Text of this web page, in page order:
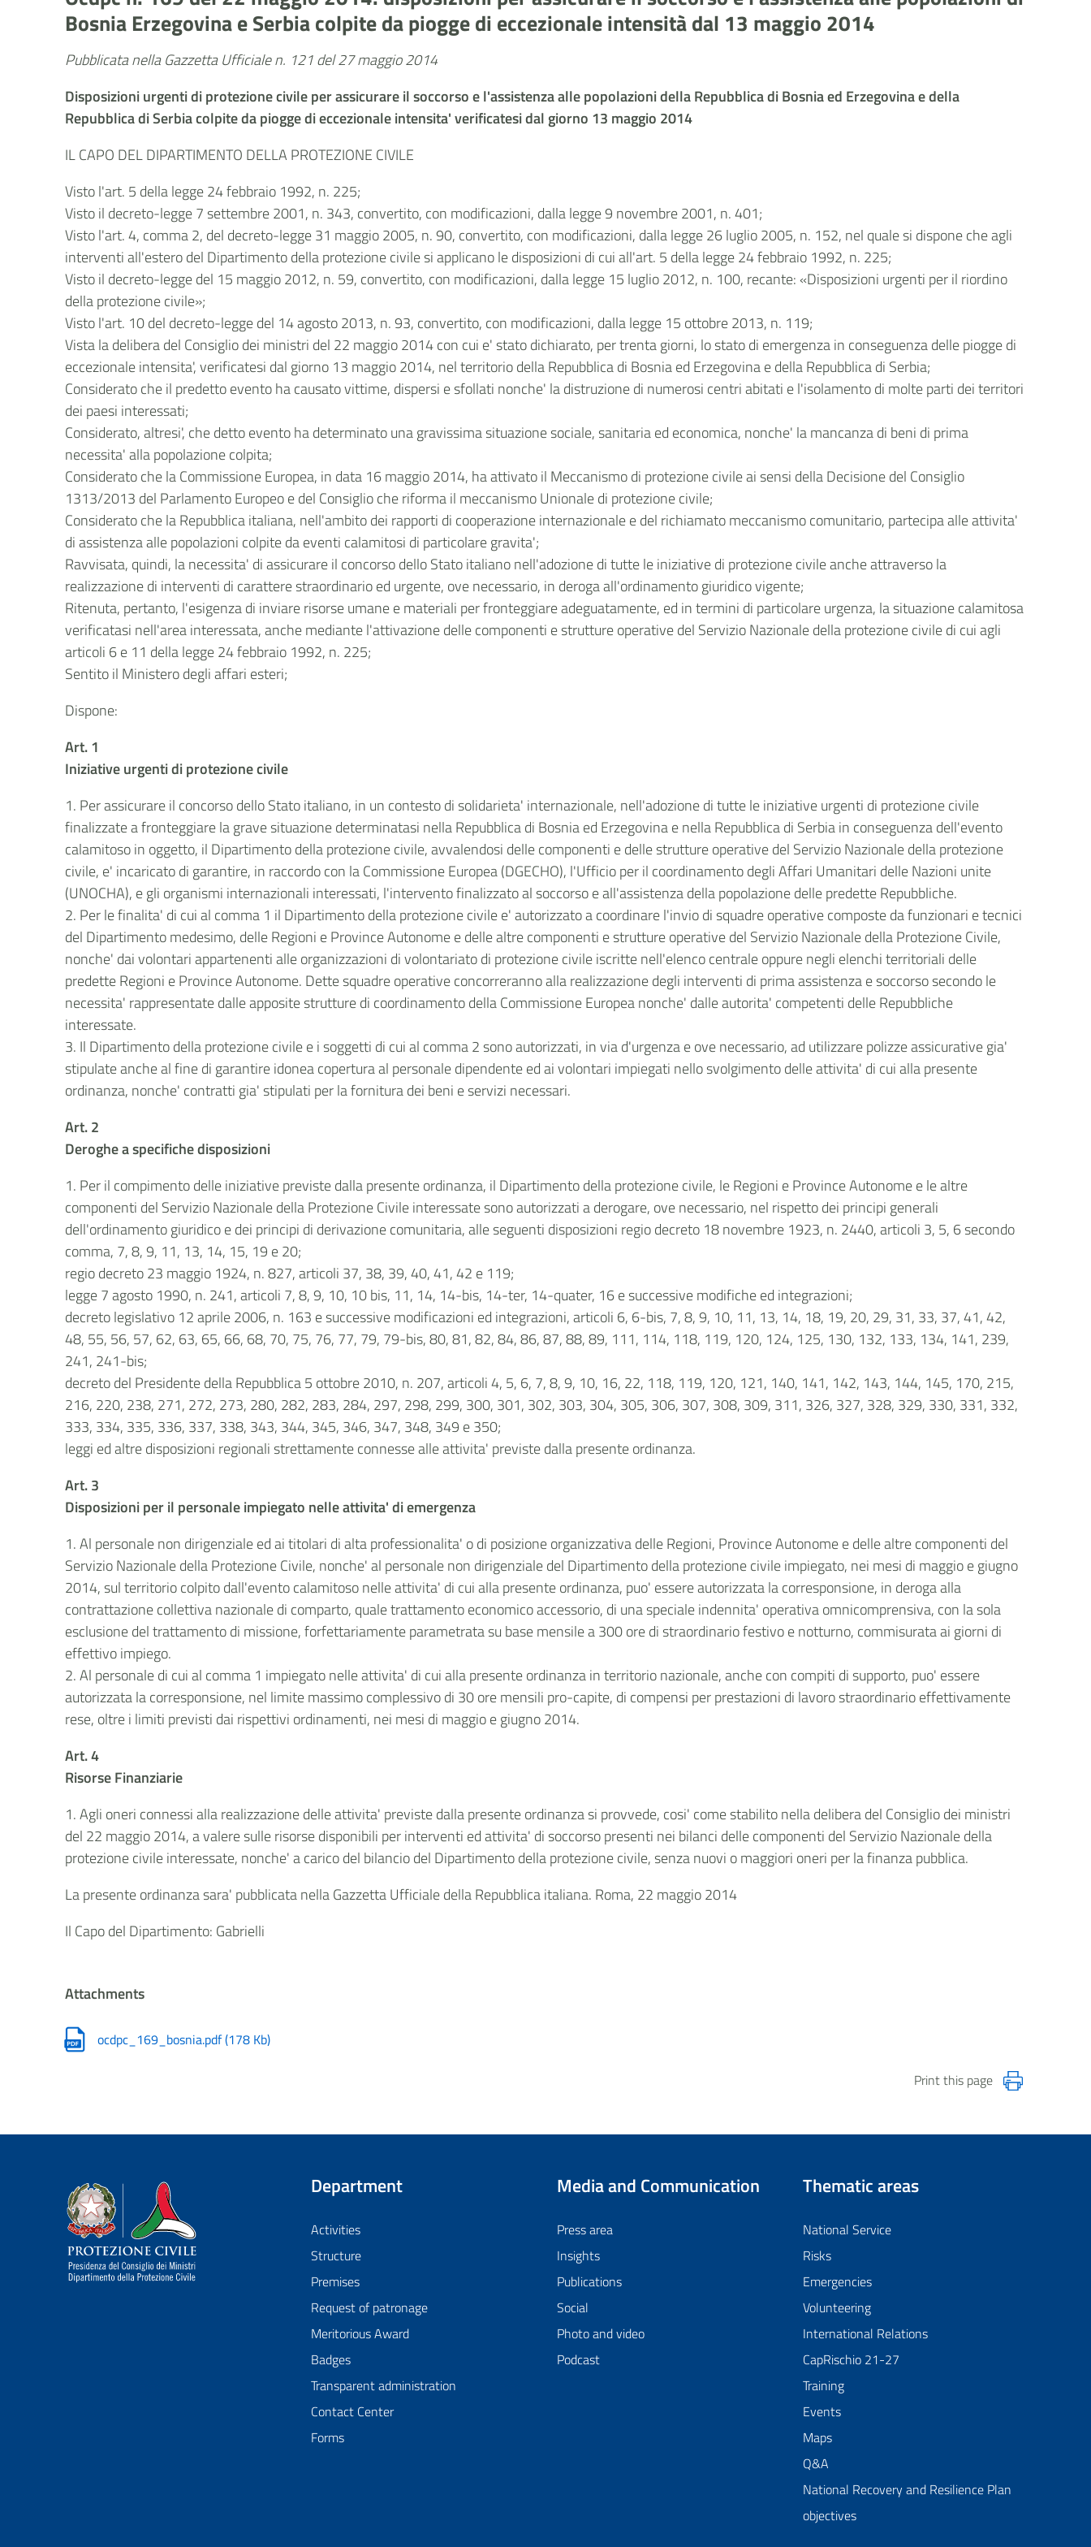
Bosnia Erzegovina e Serbia colpite da piogge di eccezionale intensità dal 13 maggio 2014
Pubblicata nella Gazzetta Ufficiale n. 121 del 27 maggio 2014
Disposizioni urgenti di protezione civile per assicurare il soccorso e l'assistenza alle popolazioni della Repubblica di Bosnia ed Erzegovina e della
Repubblica di Serbia colpite da piogge di eccezionale intensita' verificatesi dal giorno 13 maggio 2014
IL CAPO DEL DIPARTIMENTO DELLA PROTEZIONE CIVILE
Visto l'art. 5 della legge 24 febbraio 1992, n. 225;
Visto il decreto-legge 7 settembre 2001, n. 343, convertito, con modificazioni, dalla legge 9 novembre 2001, n. 401;
Visto l'art. 4, comma 2, del decreto-legge 31 maggio 2005, n. 90, convertito, con modificazioni, dalla legge 26 luglio 2005, n. 152, nel quale si dispone che agli
interventi all'estero del Dipartimento della protezione civile si applicano le disposizioni di cui all'art. 5 della legge 24 febbraio 1992, n. 225;
Visto il decreto-legge del 15 maggio 2012, n. 59, convertito, con modificazioni, dalla legge 15 luglio 2012, n. 100, recante: «Disposizioni urgenti per il riordino
della protezione civile»;
Visto l'art. 10 del decreto-legge del 14 agosto 2013, n. 93, convertito, con modificazioni, dalla legge 15 ottobre 2013, n. 119;
Vista la delibera del Consiglio dei ministri del 22 maggio 2014 con cui e' stato dichiarato, per trenta giorni, lo stato di emergenza in conseguenza delle piogge di
eccezionale intensita', verificatesi dal giorno 13 maggio 2014, nel territorio della Repubblica di Bosnia ed Erzegovina e della Repubblica di Serbia;
Considerato che il predetto evento ha causato vittime, dispersi e sfollati nonche' la distruzione di numerosi centri abitati e l'isolamento di molte parti dei territori
dei paesi interessati;
Considerato, altresi', che detto evento ha determinato una gravissima situazione sociale, sanitaria ed economica, nonche' la mancanza di beni di prima
necessita' alla popolazione colpita;
Considerato che la Commissione Europea, in data 16 maggio 2014, ha attivato il Meccanismo di protezione civile ai sensi della Decisione del Consiglio
1313/2013 del Parlamento Europeo e del Consiglio che riforma il meccanismo Unionale di protezione civile;
Considerato che la Repubblica italiana, nell'ambito dei rapporti di cooperazione internazionale e del richiamato meccanismo comunitario, partecipa alle attivita'
di assistenza alle popolazioni colpite da eventi calamitosi di particolare gravita';
Ravvisata, quindi, la necessita' di assicurare il concorso dello Stato italiano nell'adozione di tutte le iniziative di protezione civile anche attraverso la
realizzazione di interventi di carattere straordinario ed urgente, ove necessario, in deroga all'ordinamento giuridico vigente;
Ritenuta, pertanto, l'esigenza di inviare risorse umane e materiali per fronteggiare adeguatamente, ed in termini di particolare urgenza, la situazione calamitosa
verificatasi nell'area interessata, anche mediante l'attivazione delle componenti e strutture operative del Servizio Nazionale della protezione civile di cui agli
articoli 6 e 11 della legge 24 febbraio 1992, n. 225;
Sentito il Ministero degli affari esteri;
Dispone:
Art. 1
Iniziative urgenti di protezione civile
1. Per assicurare il concorso dello Stato italiano, in un contesto di solidarieta' internazionale, nell'adozione di tutte le iniziative urgenti di protezione civile
finalizzate a fronteggiare la grave situazione determinatasi nella Repubblica di Bosnia ed Erzegovina e nella Repubblica di Serbia in conseguenza dell'evento
calamitoso in oggetto, il Dipartimento della protezione civile, avvalendosi delle componenti e delle strutture operative del Servizio Nazionale della protezione
civile, e' incaricato di garantire, in raccordo con la Commissione Europea (DGECHO), l'Ufficio per il coordinamento degli Affari Umanitari delle Nazioni unite
(UNOCHA), e gli organismi internazionali interessati, l'intervento finalizzato al soccorso e all'assistenza della popolazione delle predette Repubbliche.
2. Per le finalita' di cui al comma 1 il Dipartimento della protezione civile e' autorizzato a coordinare l'invio di squadre operative composte da funzionari e tecnici
del Dipartimento medesimo, delle Regioni e Province Autonome e delle altre componenti e strutture operative del Servizio Nazionale della Protezione Civile,
nonche' dai volontari appartenenti alle organizzazioni di volontariato di protezione civile iscritte nell'elenco centrale oppure negli elenchi territoriali delle
predette Regioni e Province Autonome. Dette squadre operative concorreranno alla realizzazione degli interventi di prima assistenza e soccorso secondo le
necessita' rappresentate dalle apposite strutture di coordinamento della Commissione Europea nonche' dalle autorita' competenti delle Repubbliche
interessate.
3. Il Dipartimento della protezione civile e i soggetti di cui al comma 2 sono autorizzati, in via d'urgenza e ove necessario, ad utilizzare polizze assicurative gia'
stipulate anche al fine di garantire idonea copertura al personale dipendente ed ai volontari impiegati nello svolgimento delle attivita' di cui alla presente
ordinanza, nonche' contratti gia' stipulati per la fornitura dei beni e servizi necessari.
Art. 2
Deroghe a specifiche disposizioni
1. Per il compimento delle iniziative previste dalla presente ordinanza, il Dipartimento della protezione civile, le Regioni e Province Autonome e le altre
componenti del Servizio Nazionale della Protezione Civile interessate sono autorizzati a derogare, ove necessario, nel rispetto dei principi generali
dell'ordinamento giuridico e dei principi di derivazione comunitaria, alle seguenti disposizioni regio decreto 18 novembre 1923, n. 2440, articoli 3, 5, 6 secondo
comma, 7, 8, 9, 11, 13, 14, 15, 19 e 20;
regio decreto 23 maggio 1924, n. 827, articoli 37, 38, 39, 40, 41, 42 e 119;
legge 7 agosto 1990, n. 241, articoli 7, 8, 9, 10, 10 bis, 11, 14, 14-bis, 14-ter, 14-quater, 16 e successive modifiche ed integrazioni;
decreto legislativo 12 aprile 2006, n. 163 e successive modificazioni ed integrazioni, articoli 6, 6-bis, 7, 8, 9, 10, 11, 13, 14, 18, 19, 20, 29, 31, 33, 37, 41, 42,
48, 55, 56, 57, 62, 63, 65, 66, 68, 70, 75, 76, 77, 79, 79-bis, 80, 81, 82, 84, 86, 87, 88, 89, 111, 114, 118, 119, 120, 124, 125, 130, 132, 133, 134, 141, 239,
241, 241-bis;
decreto del Presidente della Repubblica 5 ottobre 2010, n. 207, articoli 4, 5, 6, 7, 8, 9, 10, 16, 22, 118, 119, 120, 121, 140, 141, 142, 143, 144, 145, 170, 215,
216, 220, 238, 271, 272, 273, 280, 282, 283, 284, 297, 298, 299, 300, 301, 302, 303, 304, 305, 306, 307, 308, 309, 311, 326, 327, 328, 329, 330, 331, 332,
333, 334, 335, 336, 337, 338, 343, 344, 345, 346, 347, 348, 349 e 350;
leggi ed altre disposizioni regionali strettamente connesse alle attivita' previste dalla presente ordinanza.
Art. 3
Disposizioni per il personale impiegato nelle attivita' di emergenza
1. Al personale non dirigenziale ed ai titolari di alta professionalita' o di posizione organizzativa delle Regioni, Province Autonome e delle altre componenti del
Servizio Nazionale della Protezione Civile, nonche' al personale non dirigenziale del Dipartimento della protezione civile impiegato, nei mesi di maggio e giugno
2014, sul territorio colpito dall'evento calamitoso nelle attivita' di cui alla presente ordinanza, puo' essere autorizzata la corresponsione, in deroga alla
contrattazione collettiva nazionale di comparto, quale trattamento economico accessorio, di una speciale indennita' operativa omnicomprensiva, con la sola
esclusione del trattamento di missione, forfettariamente parametrata su base mensile a 300 ore di straordinario festivo e notturno, commisurata ai giorni di
effettivo impiego.
2. Al personale di cui al comma 1 impiegato nelle attivita' di cui alla presente ordinanza in territorio nazionale, anche con compiti di supporto, puo' essere
autorizzata la corresponsione, nel limite massimo complessivo di 30 ore mensili pro-capite, di compensi per prestazioni di lavoro straordinario effettivamente
rese, oltre i limiti previsti dai rispettivi ordinamenti, nei mesi di maggio e giugno 2014.
Art. 4
Risorse Finanziarie
1. Agli oneri connessi alla realizzazione delle attivita' previste dalla presente ordinanza si provvede, cosi' come stabilito nella delibera del Consiglio dei ministri
del 22 maggio 2014, a valere sulle risorse disponibili per interventi ed attivita' di soccorso presenti nei bilanci delle componenti del Servizio Nazionale della
protezione civile interessate, nonche' a carico del bilancio del Dipartimento della protezione civile, senza nuovi o maggiori oneri per la finanza pubblica.
La presente ordinanza sara' pubblicata nella Gazzetta Ufficiale della Repubblica italiana. Roma, 22 maggio 2014
Il Capo del Dipartimento: Gabrielli
Attachments
ocdpc_169_bosnia.pdf(178 Kb)
Print this page
Dipartimento della Protezione Civile
Department
Activities
Structure
Premises
Request of patronage
Meritorious Award
Badges
Transparent administration
Contact Center
Forms
Media and Communication
Press area
Insights
Publications
Social
Photo and video
Podcast
Thematic areas
National Service
Risks
Emergencies
Volunteering
International Relations
CapRischio 21-27
Training
Events
Maps
Q&A
National Recovery and Resilience Plan
objectives